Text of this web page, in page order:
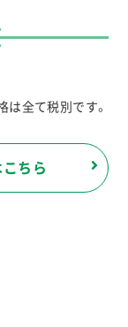
は全て税別です。
ちら